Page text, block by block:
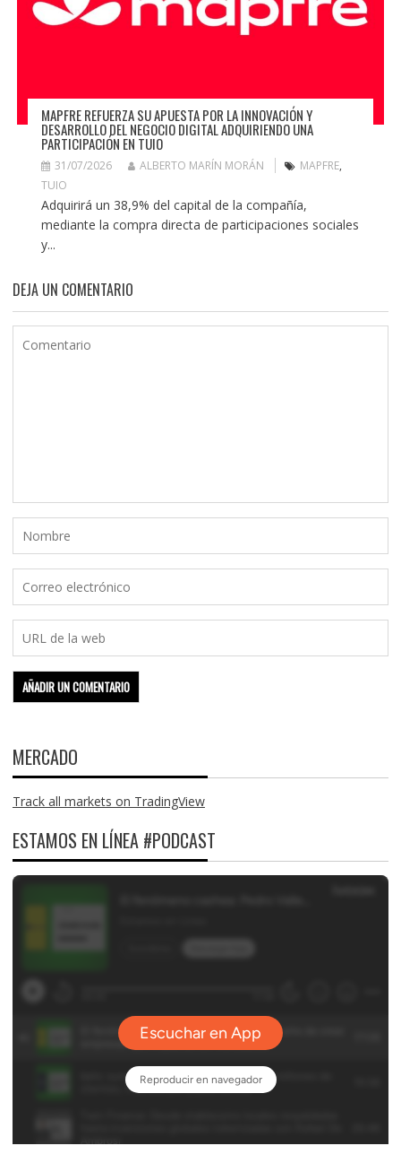
MAPFRE REFUERZA SU APUESTA POR LA INNOVACIÓN Y
DESARROLLO DEL NEGOCIO DIGITAL ADQUIRIENDO UNA
PARTICIPACIÓN EN TUIO
31/07/2026 ALBERTO MARÍN MORÁN MAPFRE,
TUIO
Adquirirá un 38,9% del capital de la compañía,
mediante la compra directa de participaciones sociales
y...
DEJA UN COMENTARIO
MERCADO
Track all markets on TradingView
ESTAMOS EN LÍNEA #PODCAST